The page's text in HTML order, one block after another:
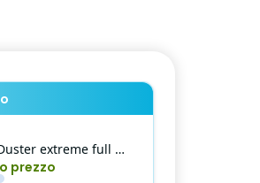
extreme full hybrid 140 my2024
prezzo